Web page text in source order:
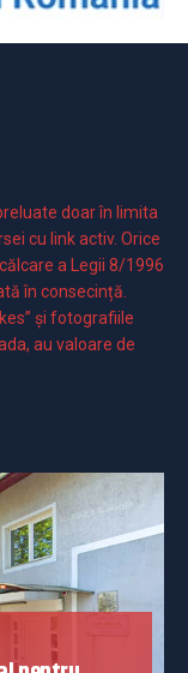
doar în limita
cu link activ. Orice
a Legii 8/1996
în consecință.
și fotografiile
au valoare de